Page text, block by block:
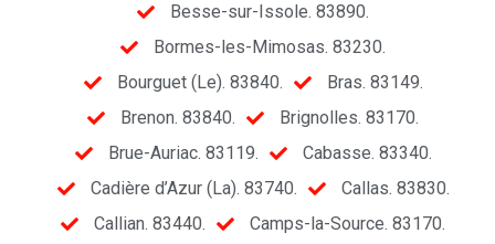
Besse-sur-Issole. 83890.
Bormes-les-Mimosas. 83230.
Bourguet (Le). 83840.
Bras. 83149.
Brenon. 83840.
Brignolles. 83170.
Brue-Auriac. 83119.
Cabasse. 83340.
Cadière d’Azur (La). 83740.
Callas. 83830.
Callian. 83440.
Camps-la-Source. 83170.